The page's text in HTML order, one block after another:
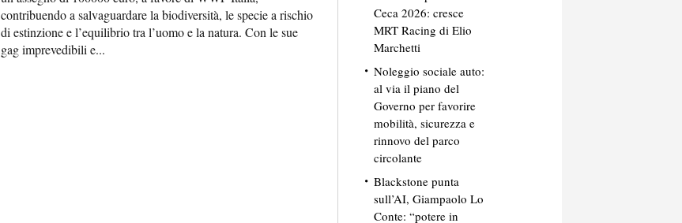
contribuendo a salvaguardare la biodiversità, le specie a rischio
di estinzione e l’equilibrio tra l’uomo e la natura. Con le sue
gag imprevedibili e...
Ceca 2026: cresce
MRT Racing di Elio
Marchetti
Noleggio sociale auto:
al via il piano del
Governo per favorire
mobilità, sicurezza e
rinnovo del parco
circolante
Blackstone punta
sull’AI, Giampaolo Lo
Conte: “potere in